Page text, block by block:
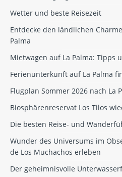
Wetter und beste Reisezeit
Entdecke den ländlichen
Palma
Mietwagen auf La Palma: Tipps
Ferienunterkunft auf La Palma
Flugplan Sommer 2026 nach La
Biosphärenreservat Los Tilos
Die besten Reise- und
Wunder des Universums im
de Los Muchachos erleben
Der geheimnisvolle